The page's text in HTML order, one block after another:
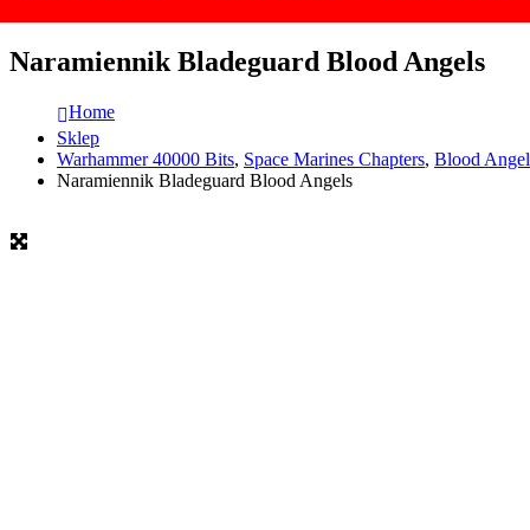
Naramiennik Bladeguard Blood Angels
Home
Sklep
Warhammer 40000 Bits, Space Marines Chapters, Blood
Naramiennik Bladeguard Blood Angels